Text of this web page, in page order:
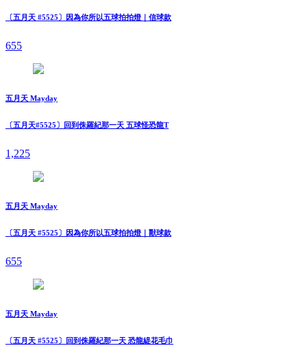
〔五月天 #5525〕因為你所以五球拍拍燈｜信球款
655
五月天 Mayday
〔五月天#5525〕回到侏羅紀那一天 五球怪恐龍T
1,225
五月天 Mayday
〔五月天 #5525〕因為你所以五球拍拍燈｜獸球款
655
五月天 Mayday
〔五月天 #5525〕回到侏羅紀那一天 恐龍緹花毛巾